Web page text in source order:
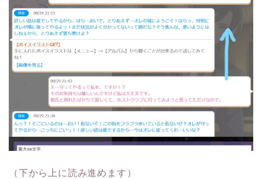
（下から上に読み進めます）